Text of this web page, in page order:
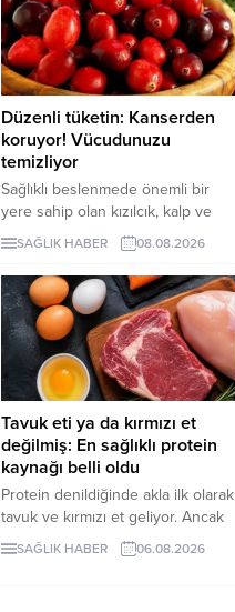
Düzenli tüketin: Kanserden
koruyor! Vücudunuzu
temizliyor
Sağlıklı beslenmede önemli bir
yere sahip olan kızılcık, kalp ve
damar sistemini desteklerken
bağışıklık sisteminin güçlenmesine
de katkı sağlıyor. Enfeksiyonlara
karşı koruyucu etkileriyle bilinen
kızılcık, bazı kanser türlerine karşı
koruyucu rol oynarken vücuttaki
iltihaplanmanın göstergelerinden
biri olan CRP seviyesinin
SAĞLIK HABER 08.08.2026
Tavuk eti ya da kırmızı et
değilmiş: En sağlıklı protein
kaynağı belli oldu
Protein denildiğinde akla ilk olarak
tavuk ve kırmızı et geliyor. Ancak
bilim insanları, son yıllarda yapılan
araştırmaların kurubaklagilleri daha
SAĞLIK HABER 06.08.2026